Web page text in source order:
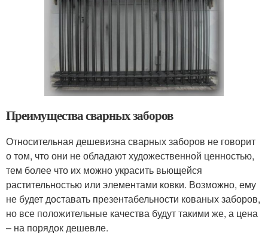
Преимущества сварных заборов
Относительная дешевизна сварных заборов не говорит
о том, что они не обладают художественной ценностью,
тем более что их можно украсить вьющейся
растительностью или элементами ковки. Возможно, ему
не будет доставать презентабельности кованых заборов,
но все положительные качества будут такими же, а цена
– на порядок дешевле.